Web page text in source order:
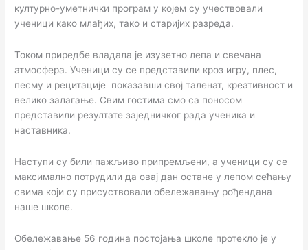
културно-уметнички програм у којем су учествовали
ученици како млађих, тако и старијих разреда.
Током приредбе владала је изузетно лепа и свечана
атмосфера. Ученици су се представили кроз игру, плес,
песму и рецитације показавши свој таленат, креативност и
велико залагање. Свим гостима смо са поносом
представили резултате заједничког рада ученика и
наставника.
Наступи су били пажљиво припремљени, а ученици су се
максимално потрудили да овај дан остане у лепом сећању
свима који су присуствовали обележавању рођендана
наше школе.
Обележавање 56 година постојања школе протекло је у